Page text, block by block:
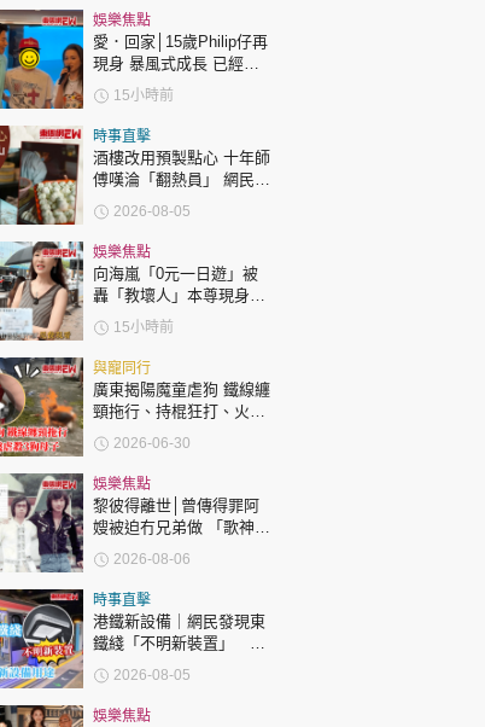
專欄
人
術
經
活
遊
The Standard 親子王
©Eastweek.com.hk. All rights reserved.
娛樂焦點
愛．回家│15歲Philip仔再
現身 暴風式成長 已經高
過「三太」樊亦敏！
15小時前
時事直擊
酒樓改用預製點心 十年師
傅嘆淪「翻熱員」 網民憂
傳統手藝被淘汰
2026-08-05
娛樂焦點
向海嵐「0元一日遊」被
轟「教壞人」本尊現身回
應網民
15小時前
與寵同行
廣東揭陽魔童虐狗 鐵線纏
頸拖行、持棍狂打、火燒
虐殺3狗母子
2026-06-30
娛樂焦點
黎彼得離世│曾傳得罪阿
嫂被迫冇兄弟做 「歌神」
許冠傑親筆撰寫悼念忘友
2026-08-06
時事直擊
港鐵新設備｜網民發現東
鐵綫「不明新裝置」 港
鐵解畫新設備用途
2026-08-05
娛樂焦點